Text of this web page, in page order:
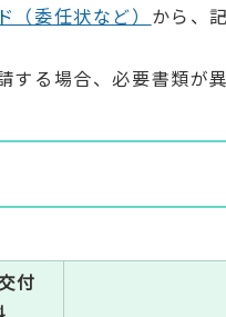
委任状など） から、
る場合、必要書類が
付